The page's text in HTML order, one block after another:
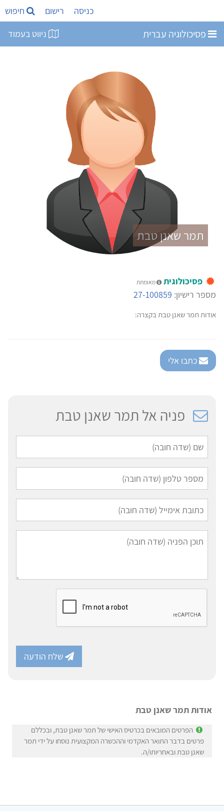
כניסה רישום חיפוש
פסיכולוגיה עברית ניווט בעמוד
תמר שאנן טבת
פסיכולוגית מאומתת
מספר רישיון: 27-100859
אודות תמר שאנן טבת בקצרה:
כתבו אלי
פניה אל תמר שאנן טבת
שלח הודעה
אודות תמר שאנן טבת
הפרטים המובאים בכרטיס האישי של תמר שאנן טבת, ובכללם
פרטים בדבר התואר האקדמי וההכשרה המקצועית נוסחו על ידי תמר
שאנן טבת ובאחריותו/ה.